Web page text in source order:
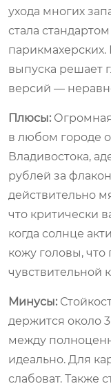
ухода многих
стала
парикмахерских.
выпуска решает
версий —
Плюсы:
в любом городе
Владивостока,
рублей за
действительно
что критически
когда солнце
кожу головы,
чувствительной
Минусы:
держится около
между
идеально. Для
слабоват. Также